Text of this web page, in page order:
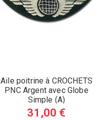
Aile poitrine à CROCHETS
PNC Argent avec Globe
Simple (A)
31,00 €